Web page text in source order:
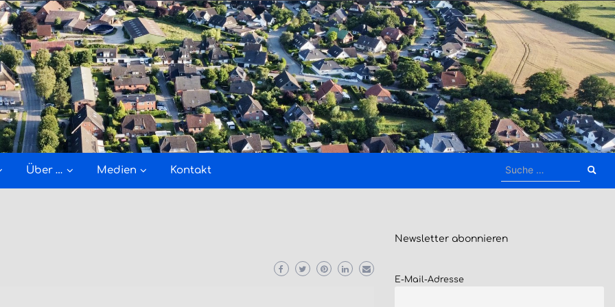
Über … Medien Kontakt
Suche
Newsletter abonnieren
E-Mail-Adresse